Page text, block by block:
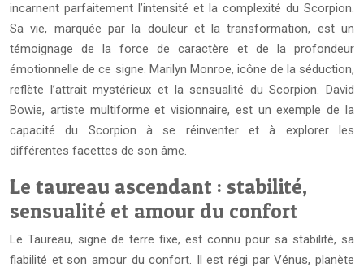
incarnent parfaitement l’intensité et la complexité du Scorpion.
Sa vie, marquée par la douleur et la transformation, est un
témoignage de la force de caractère et de la profondeur
émotionnelle de ce signe. Marilyn Monroe, icône de la séduction,
reflète l’attrait mystérieux et la sensualité du Scorpion. David
Bowie, artiste multiforme et visionnaire, est un exemple de la
capacité du Scorpion à se réinventer et à explorer les
différentes facettes de son âme.
Le taureau ascendant : stabilité,
sensualité et amour du confort
Le Taureau, signe de terre fixe, est connu pour sa stabilité, sa
fiabilité et son amour du confort. Il est régi par Vénus, planète